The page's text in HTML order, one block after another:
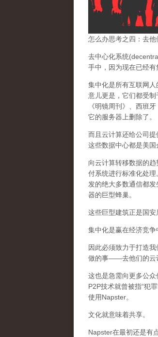
怎么办思考之四：去
去中心化系统
手中， 因为现在已经有
集中化是所有互联网人
意儿更是，它们都受
《明镜周刊》、西班
它的服务器上删除了。
而且云计算还给公司
这些数据中心都是美国
向云计算转移数据的
付系统进行标准化处
发的绝大多数通信都
器的巨型蜂巢。
这些巨型建筑正是国安
集中化是赢在经济竞争
因此必须致力于打造
做的事——去他们的云
这也是急需向更多公
P2P技术就曾被指“犯
使用Napster。
文化就意味着共享。
Napster在最初还是有